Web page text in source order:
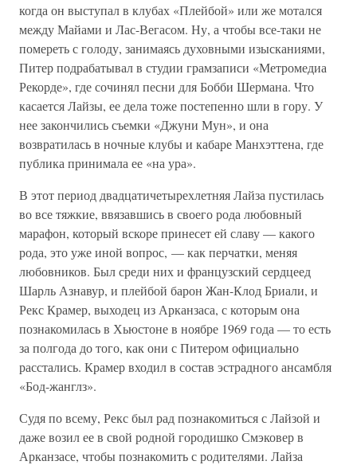
когда он выступал в клубах «Плейбой» или же мотался
между Майами и Лас-Вегасом. Ну, а чтобы все-таки не
помереть с голоду, занимаясь духовными изысканиями,
Питер подрабатывал в студии грамзаписи «Метромедиа
Рекорде», где сочинял песни для Бобби Шермана. Что
касается Лайзы, ее дела тоже постепенно шли в гору. У
нее закончились съемки «Джуни Мун», и она
возвратилась в ночные клубы и кабаре Манхэттена, где
публика принимала ее «на ура».
В этот период двадцатичетырехлетняя Лайза пустилась
во все тяжкие, ввязавшись в своего рода любовный
марафон, который вскоре принесет ей славу — какого
рода, это уже иной вопрос, — как перчатки, меняя
любовников. Был среди них и французский сердцеед
Шарль Азнавур, и плейбой барон Жан-Клод Бриали, и
Рекс Крамер, выходец из Арканзаса, с которым она
познакомилась в Хьюстоне в ноябре 1969 года — то есть
за полгода до того, как они с Питером официально
расстались. Крамер входил в состав эстрадного ансамбля
«Бод-жанглз».
Судя по всему, Рекс был рад познакомиться с Лайзой и
даже возил ее в свой родной городишко Смэковер в
Арканзасе, чтобы познакомить с родителями. Лайза